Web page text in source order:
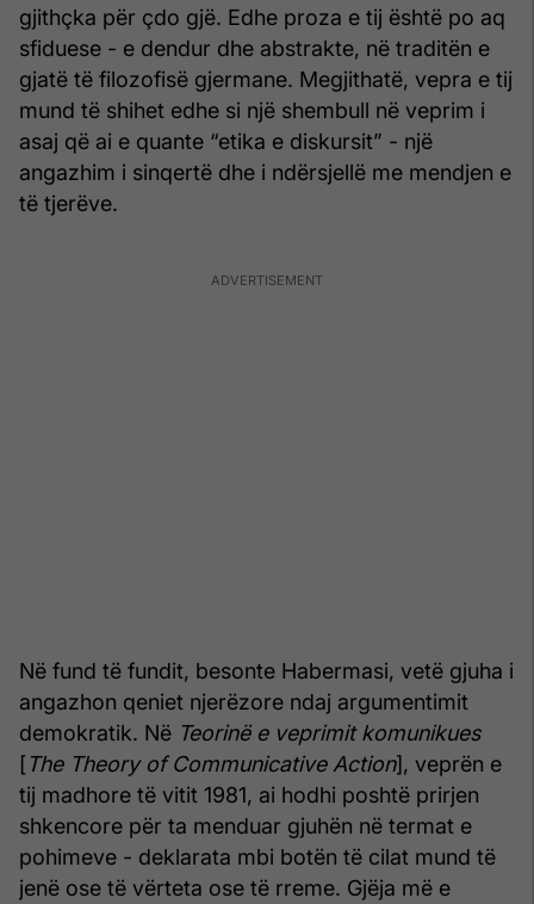
gjithçka për çdo gjë. Edhe proza e tij është po aq
sfiduese - e dendur dhe abstrakte, në traditën e
gjatë të filozofisë gjermane. Megjithatë, vepra e tij
mund të shihet edhe si një shembull në veprim i
asaj që ai e quante “etika e diskursit” - një
angazhim i sinqertë dhe i ndërsjellë me mendjen e
të tjerëve.
Në fund të fundit, besonte Habermasi, vetë gjuha i
angazhon qeniet njerëzore ndaj argumentimit
demokratik. Në Teorinë e veprimit komunikues
[The Theory of Communicative Action], veprën e
tij madhore të vitit 1981, ai hodhi poshtë prirjen
shkencore për ta menduar gjuhën në termat e
pohimeve - deklarata mbi botën të cilat mund të
jenë ose të vërteta ose të rreme. Gjëja më e